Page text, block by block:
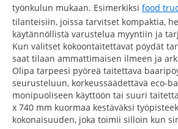
työnkulun mukaan. Esimerkiksi food
tilanteisiin, joissa tarvitset kompaktia,
käytännöllistä varustelua myyntiin ja
Kun valitset kokoontaitettavat pöydät
saat tilaan ammattimaisen ilmeen ja
Olipa tarpeesi pyöreä taitettava
seurusteluun, korkeussäädettävä eco-
monipuoliseen käyttöön tai suuri
x 740 mm kuormaa kestäväksi
kokonaisuuden, joka toimii silloin kun